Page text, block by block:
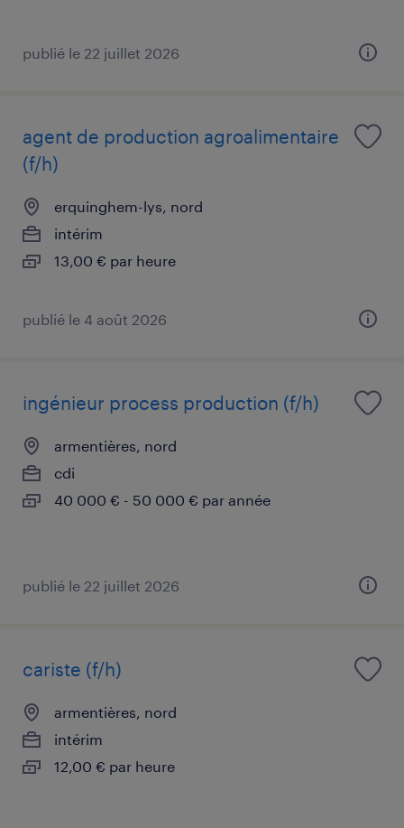
publié le 22 juillet 2026
agent de production agroalimentaire
(f/h)
erquinghem-lys, nord
intérim
13,00 € par heure
publié le 4 août 2026
ingénieur process production (f/h)
armentières, nord
cdi
40 000 € - 50 000 € par année
publié le 22 juillet 2026
cariste (f/h)
armentières, nord
intérim
12,00 € par heure